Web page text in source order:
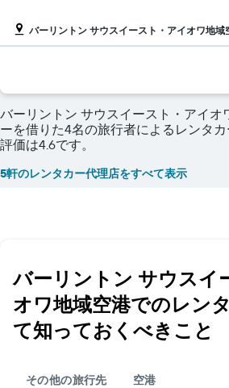
バーリントン サウスイースト・アイオ
ーを借りた4名の旅行者によるレンタ
評価は4.6です。
5軒のレンタカー代理店をすべて表示
バーリントン サウスイ
オワ地域空港​でのレン
て知っておくべきこと
その他の旅行先 空港